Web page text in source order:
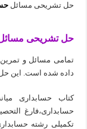
حل تشریحی مسائل
حل تشریحی مسائل
داده شده است. این
حسابداری،فارغ
تکمیلی رشته